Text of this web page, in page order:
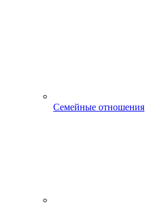
Семейные отношения